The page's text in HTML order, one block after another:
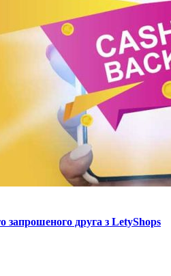
запрошеного друга з LetyShops